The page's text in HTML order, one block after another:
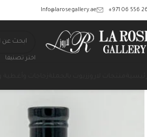
‎+971 06 556
Info@larosegallery.ae
اختر تصنيفا